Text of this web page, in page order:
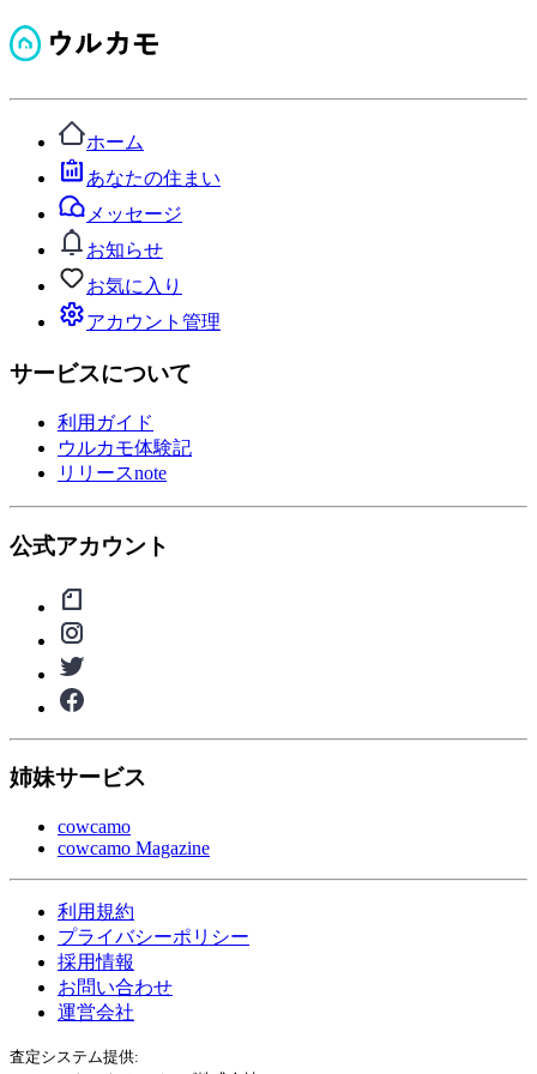
ホーム
あなたの住まい
メッセージ
お知らせ
お気に入り
アカウント管理
サービスについて
利用ガイド
ウルカモ体験記
リリースnote
公式アカウント
姉妹サービス
cowcamo
cowcamo Magazine
利用規約
プライバシーポリシー
採用情報
お問い合わせ
運営会社
査定システム提供: